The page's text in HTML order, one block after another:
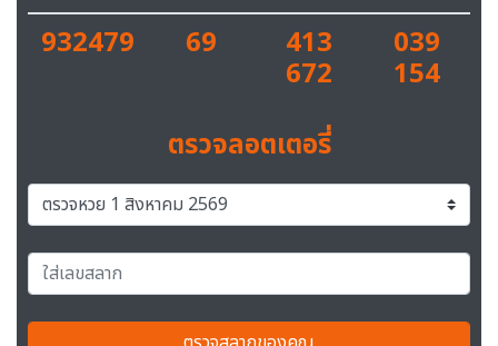
932479 69 413
672
039
154
ตรวจลอตเตอรี่